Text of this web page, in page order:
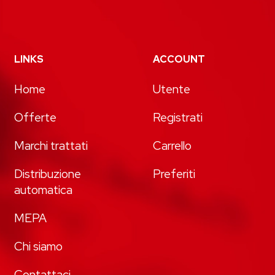
LINKS
Home
Offerte
Marchi trattati
Distribuzione
automatica
MEPA
Chi siamo
ACCOUNT
Utente
Registrati
Carrello
Preferiti